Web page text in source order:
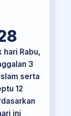
hari Rabu,
3
serta
12
ini